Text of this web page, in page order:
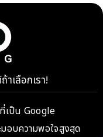
เลือกเรา!
ป็น Google
อบความพอใจสูงสุด